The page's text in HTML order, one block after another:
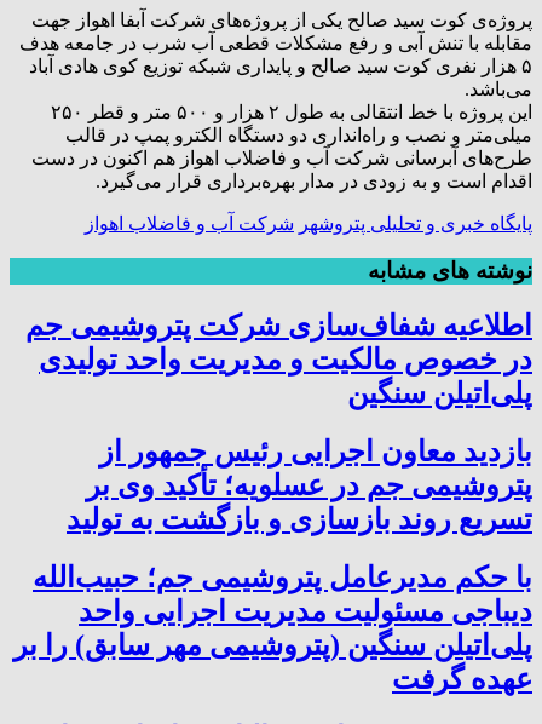
پروژه‌ی کوت سید صالح یکی از پروژه‌های شرکت آبفا اهواز جهت
مقابله با تنش آبی و رفع مشکلات قطعی آب شرب در جامعه هدف
۵ هزار نفری کوت سید صالح و پایداری شبکه توزیع کوی هادی آباد
می‌باشد.
این پروژه با خط انتقالی به طول ۲ هزار و ۵۰۰ متر و قطر ۲۵۰
میلی‌متر و نصب و راه‌انداری دو دستگاه الکترو پمپ در قالب
طرح‌های آبرسانی شرکت آب و فاضلاب اهواز هم اکنون در دست
اقدام است و به زودی در مدار بهره‌برداری قرار می‌گیرد.
پایگاه خبری و تحلیلی پتروشهر شرکت آب و فاضلاب اهواز
نوشته های مشابه
اطلاعیه شفاف‌سازی شرکت پتروشیمی جم
در خصوص مالکیت و مدیریت واحد تولیدی
پلی‌اتیلن سنگین
بازدید معاون اجرایی رئیس جمهور از
پتروشیمی جم در عسلویه؛ تأکید وی بر
تسریع روند بازسازی و بازگشت به تولید
با حکم مدیرعامل پتروشیمی جم؛ حبیب‌الله
دیباجی مسئولیت مدیریت اجرایی واحد
پلی‌اتیلن سنگین (پتروشیمی مهر سابق) را بر
عهده گرفت